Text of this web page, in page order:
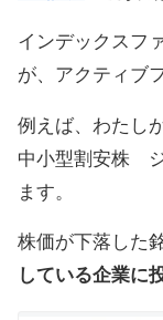
インデックスフ
が、アクティブ
例えば、わたし
中小型割安株
ます。
株価が下落した
している企業に